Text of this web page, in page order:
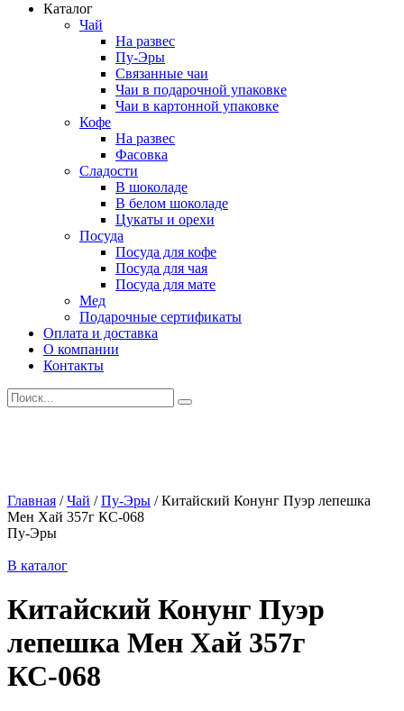
Каталог
Чай
На развес
Пу-Эры
Связанные чаи
Чаи в подарочной упаковке
Чаи в картонной упаковке
Кофе
На развес
Фасовка
Сладости
В шоколаде
В белом шоколаде
Цукаты и орехи
Посуда
Посуда для кофе
Посуда для чая
Посуда для мате
Мед
Подарочные сертификаты
Оплата и доставка
О компании
Контакты
Искать:
Главная /Чай /Пу-Эры /Китайский Конунг Пуэр лепешка
Мен Хай 357г КС-068
Пу-Эры
В каталог
Китайский Конунг Пуэр
лепешка Мен Хай 357г
КС-068